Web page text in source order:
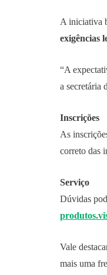
A iniciativa
exigências
“A
a secretária
Inscrições
As
correto das
Serviço
Dúvidas
Vale
mais uma